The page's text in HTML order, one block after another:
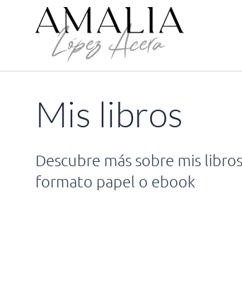
contenido
Mis libros
Descubre más sobre mis
formato papel o ebook